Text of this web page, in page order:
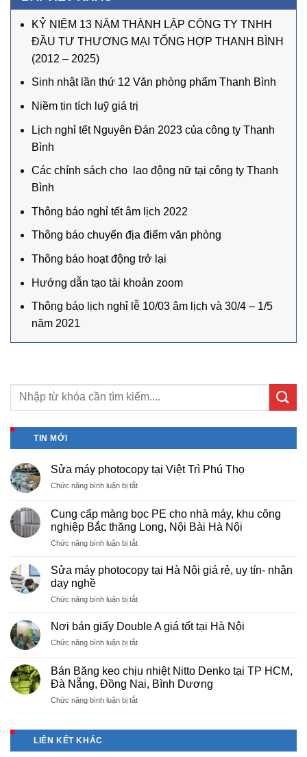
KỶ NIỆM 13 NĂM THÀNH LẬP CÔNG TY TNHH
ĐẦU TƯ THƯƠNG MẠI TỔNG HỢP THANH BÌNH
(2012 – 2025)
Sinh nhật lần thứ 12 Văn phòng phẩm Thanh Bình
Niềm tin tích luỹ giá trị
Lịch nghỉ tết Nguyên Đán 2023 của công ty Thanh
Bình
Các chính sách cho lao động nữ tại công ty Thanh
Bình
Thông báo nghỉ tết âm lịch 2022
Thông báo chuyển địa điểm văn phòng
Thông báo hoạt động trở lại
Hướng dẫn tạo tài khoản zoom
Thông báo lịch nghỉ lễ 10/03 âm lịch và 30/4 – 1/5
năm 2021
TIN MỚI
Sửa máy photocopy tại Việt Trì Phú Thọ
Chức năng bình luận bị tắtở
photocopy
tại
Việt
Phú
Thọ
Cung cấp màng bọc PE cho nhà máy, khu công
nghiệp Bắc thăng Long, Nội Bài Hà Nội
Chức năng bình luận bị tắtở
màng
PE
nhà
khu
nghiệp
Bắc
Long,
Bài
Nội
Sửa máy photocopy tại Hà Nội giá rẻ, uy tín- nhận
dạy nghề
Chức năng bình luận bị tắtở
máy
photocopy
tại
Nội
giá
uy
nghề
Nơi bán giấy Double A giá tốt tại Hà Nội
Chức năng bình luận bị tắtở
giấy
Double
A
Bán Băng keo chịu nhiệt Nitto Denko tại TP HCM,
Đà Nẵng, Đồng Nai, Bình Dương
Chức năng bình luận bị tắtở
LIÊN KẾT KHÁC